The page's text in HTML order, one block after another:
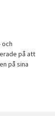
och
på att
på sina